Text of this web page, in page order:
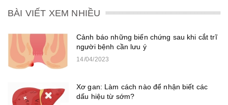
BÀI VIẾT XEM NHIỀU
Cảnh báo những biến chứng sau khi cắt trĩ
người bệnh cần lưu ý
14/04/2023
Xơ gan: Làm cách nào để nhận biết các
dấu hiệu từ sớm?